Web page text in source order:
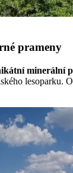
prameny
minerální